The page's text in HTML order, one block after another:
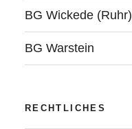
BG Wickede (Ruhr)
BG Warstein
RECHTLICHES